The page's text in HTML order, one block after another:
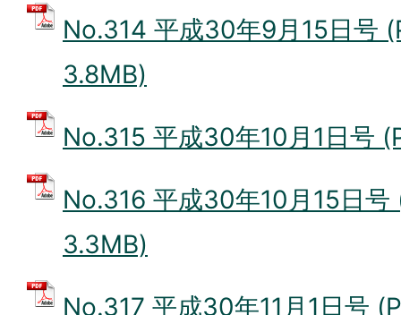
No.314 平成30年9月15日号
3.8MB)
No.315 平成30年10月1日号
No.316 平成30年10月15日号
3.3MB)
No.317 平成30年11月1日号